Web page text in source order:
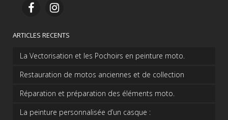
ARTICLES RECENTS
La Vectorisation et les Pochoirs en peinture moto.
Restauration de motos anciennes et de collection
Réparation et préparation des éléments moto.
La peinture personnalisée d’un casque :